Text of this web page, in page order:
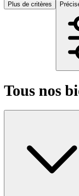
Plus de critères
Tous nos